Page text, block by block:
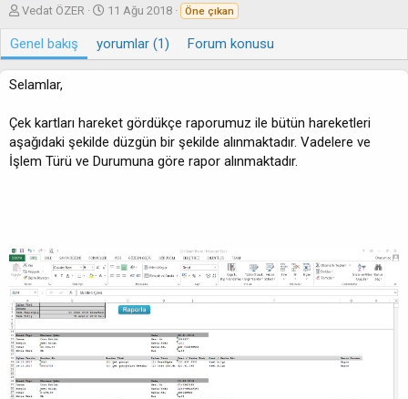
Y
z
a
Vedat ÖZER
O
u
ş
u
l
m
11 Ağu 2018 Öne çıkan
Genel bakış yorumlar (1) Forum konusu
Selamlar,
Çek kartları hareket gördükçe raporumuz ile bütün hareketleri
aşağıdaki şekilde düzgün bir şekilde alınmaktadır. Vadelere ve
İşlem Türü ve Durumuna göre rapor alınmaktadır.